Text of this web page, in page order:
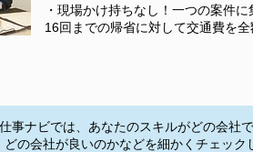
・現場かけ持ちなし！一つの案件
16回までの帰省に対して交通費を全
事ナビでは、あなたのスキルがどの会社
どの会社が良いのかなどを細かくチェック